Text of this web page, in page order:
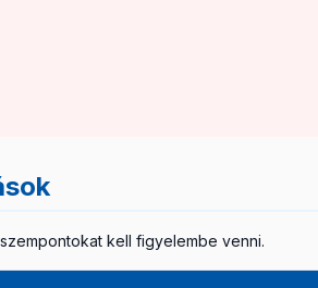
kell figyelembe venni.